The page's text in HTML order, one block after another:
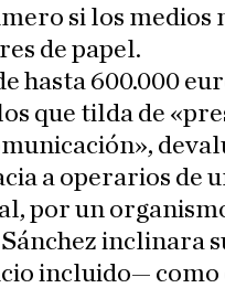
si los
de papel.
hasta 600.000
que tilda de
a operarios de
por un
inclinara
incluido— como